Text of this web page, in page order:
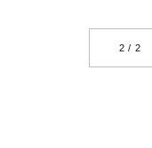
2 / 2